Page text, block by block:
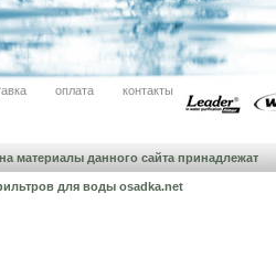
оплата контакты
материалы данного сайта принадлежат
для воды osadka.net